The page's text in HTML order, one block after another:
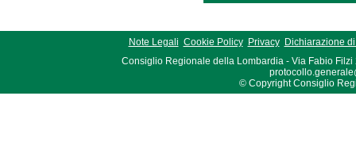
Note Legali Cookie Policy Privacy
Dichiarazione
Consiglio Regionale della Lombardia - Via Fabio Filzi
© Copyright Consiglio